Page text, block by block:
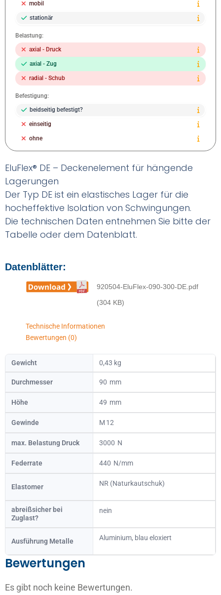
mobil
stationär
Belastung:
axial - Druck
axial - Zug
radial - Schub
Befestigung:
beidseitig befestigt?
einseitig
ohne
EluFlex® DE – Deckenelement für hängende
Lagerungen
Der Typ DE ist ein elastisches Lager für die
hocheffektive Isolation von Schwingungen.
Die technischen Daten entnehmen Sie bitte der
Tabelle oder dem Datenblatt.
Datenblätter:
920504-EluFlex-090-300-DE.pdf
(304 KB)
Technische Informationen
Bewertungen (0)
Gewicht 0,43 kg
Durchmesser 90
Höhe 49
Gewinde 12
max. Belastung Druck 3000
Federrate 440
Elastomer NR (Naturkautschuk)
abreißsicher bei
Zuglast?
nein
Ausführung Metalle Aluminium, blau eloxiert
Bewertungen
Es gibt noch keine Bewertungen.